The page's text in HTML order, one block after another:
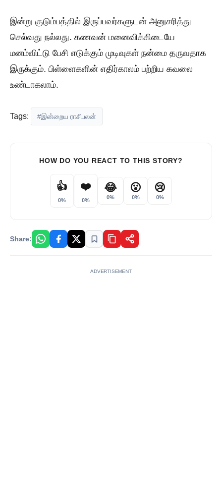
இன்று குடும்பத்தில் இருப்பவர்களுடன் அனுசரித்து
செல்வது நல்லது. கணவன் மனைவிக்கிடையே
மனம்விட்டு பேசி எடுக்கும் முடிவுகள் நன்மை தருவதாக
இருக்கும். பிள்ளைகளின் எதிர்காலம் பற்றிய கவலை
உண்டாகலாம்.
Tags: #இன்றைய ராசிபலன்
HOW DO YOU REACT TO THIS STORY?
👍
0%
❤️
0%
😂
0%
😮
0%
😢
0%
Share:
ADVERTISEMENT